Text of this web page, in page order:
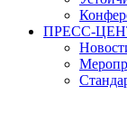
ПРЕСС-